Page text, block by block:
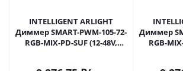
INTELLIGENT ARLIGHT
Диммер SMART-PWM-105-72-
RGB-MIX-PD-SUF (12-48V,
Диммер
RGB-